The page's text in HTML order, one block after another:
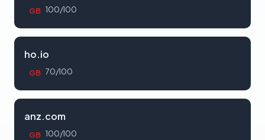
GB 100/100
ho.io
GB 70/100
anz.com
GB 100/100